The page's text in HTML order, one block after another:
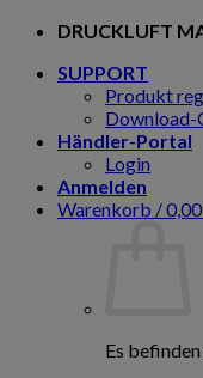
Zum
springen
DRUCKLUFT
SUPPORT
Produkt
Download-
Händler-Portal
Login
Anmelden
Warenkorb /0,00
Es